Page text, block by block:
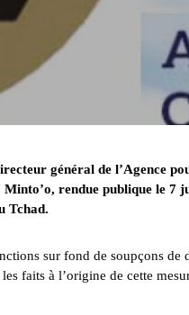
général de l’Agence
rendue publique le 7
Tchad.
sur fond de soupçons
faits à l’origine de cette